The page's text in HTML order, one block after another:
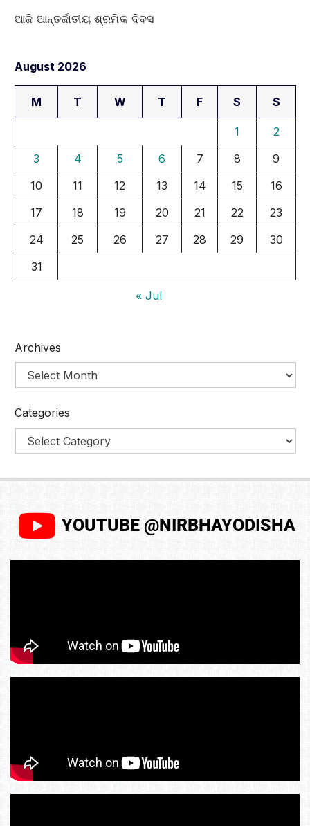
ଆଜି ଆନ୍ତର୍ଜାତୀୟ ଶ୍ରମିକ ଦିବସ
August 2026
M T W T F S S
1
2
3
4 5 6 7 8
9
10
11 12 13 14 15
16
17
18 19 20 21 22
23
24
25 26 27 28 29
30
31
« Jul
Archives
Categories
YOUTUBE @NIRBHAYODISHA